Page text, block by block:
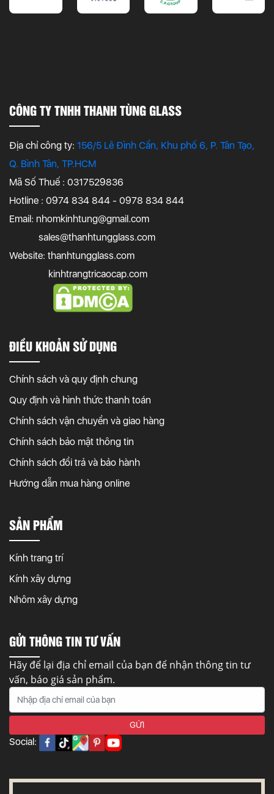
CÔNG TY TNHH THANH TÙNG GLASS
Địa chỉ công ty: 156/5 Lê Đình Cẩn, Khu phố 6, P. Tân Tạo,
Q. Bình Tân, TP.HCM
Mã Số Thuế : 0317529836
Hotline : 0974 834 844 - 0978 834 844
Email: nhomkinhtung@gmail.com
sales@thanhtungglass.com
Website: thanhtungglass.com
kinhtrangtricaocap.com
ĐIỀU KHOẢN SỬ DỤNG
Chính sách và quy định chung
Quy định và hình thức thanh toán
Chính sách vận chuyển và giao hàng
Chính sách bảo mật thông tin
Chính sách đổi trả và bảo hành
Hướng dẫn mua hàng online
SẢN PHẨM
Kính trang trí
Kính xây dựng
Nhôm xây dựng
GỬI THÔNG TIN TƯ VẤN
Hãy để lại địa chỉ email của bạn để nhận thông tin tư
vấn, báo giá sản phẩm.
Social: